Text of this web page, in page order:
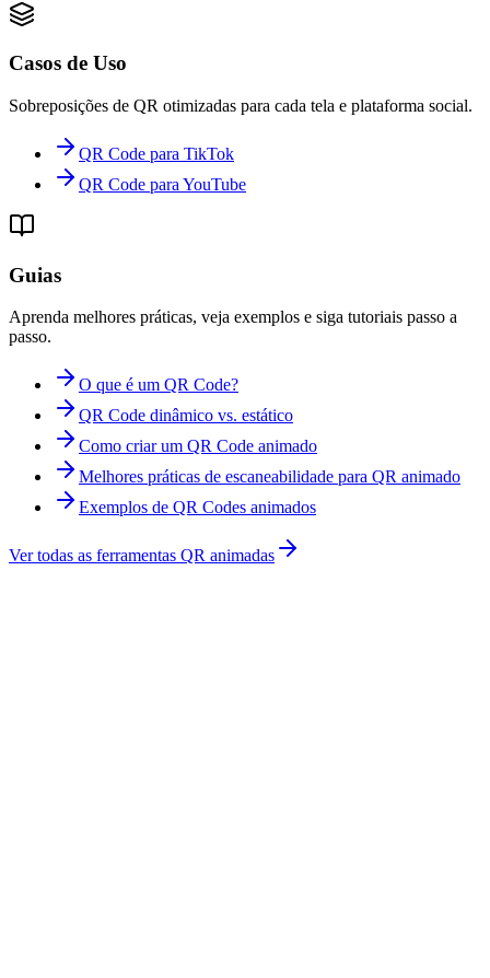
Casos de Uso
Sobreposições de QR otimizadas para cada tela e plataforma social.
QR Code para TikTok
QR Code para YouTube
Guias
Aprenda melhores práticas, veja exemplos e siga tutoriais passo a
passo.
O que é um QR Code?
QR Code dinâmico vs. estático
Como criar um QR Code animado
Melhores práticas de escaneabilidade para QR animado
Exemplos de QR Codes animados
Ver todas as ferramentas QR animadas